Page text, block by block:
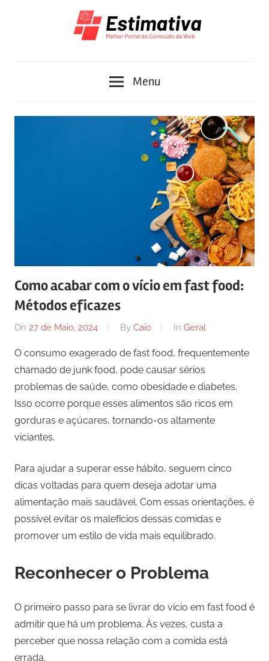
da
Menu
Como acabar com o vício em fast food:
Métodos eficazes
On 27 de Maio, 2024 By Caio In Geral
O consumo exagerado de fast food, frequentemente
chamado de junk food, pode causar sérios
problemas de saúde, como obesidade e diabetes.
Isso ocorre porque esses alimentos são ricos em
gorduras e açúcares, tornando-os altamente
viciantes.
Para ajudar a superar esse hábito, seguem cinco
dicas voltadas para quem deseja adotar uma
alimentação mais saudável. Com essas orientações, é
possível evitar os malefícios dessas comidas e
promover um estilo de vida mais equilibrado.
Reconhecer o Problema
O primeiro passo para se livrar do vício em fast food é
admitir que há um problema. Às vezes, custa a
perceber que nossa relação com a comida está
errada.